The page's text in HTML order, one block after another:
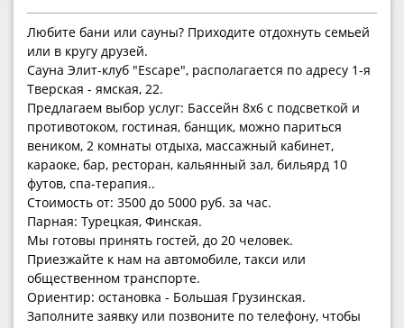
Любите бани или сауны? Приходите отдохнуть семьей
или в кругу друзей.
Сауна Элит-клуб "Escape", располагается по адресу 1-я
Тверская - ямская, 22.
Предлагаем выбор услуг: Бассейн 8х6 с подсветкой и
противотоком, гостиная, банщик, можно париться
веником, 2 комнаты отдыха, массажный кабинет,
караоке, бар, ресторан, кальянный зал, бильярд 10
футов, спа-терапия..
Стоимость от: 3500 до 5000 руб. за час.
Парная: Турецкая, Финская.
Мы готовы принять гостей, до 20 человек.
Приезжайте к нам на автомобиле, такси или
общественном транспорте.
Ориентир: остановка - Большая Грузинская.
Заполните заявку или позвоните по телефону, чтобы